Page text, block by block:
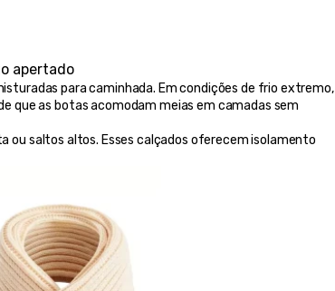
apertado
para caminhada. Em condições de frio extremo,
que as botas acomodam meias em camadas sem
ou saltos altos. Esses calçados oferecem isolamento